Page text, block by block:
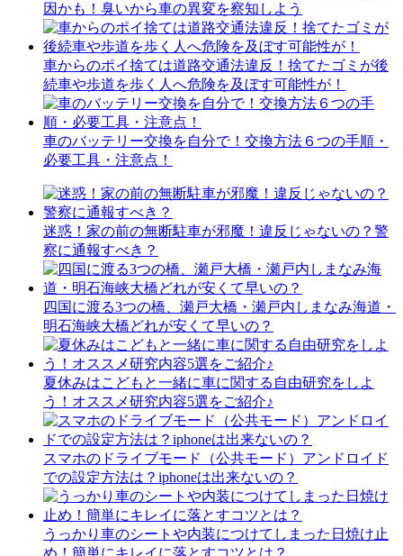
因かも！臭いから車の異変を察知しよう
車からのポイ捨ては道路交通法違反！捨てたゴミが後
続車や歩道を歩く人へ危険を及ぼす可能性が！
車のバッテリー交換を自分で！交換方法６つの手順・
必要工具・注意点！
迷惑！家の前の無断駐車が邪魔！違反じゃないの？警
察に通報すべき？
四国に渡る3つの橋、瀬戸大橋・瀬戸内しまなみ海道・
明石海峡大橋どれが安くて早いの？
夏休みはこどもと一緒に車に関する自由研究をしよ
う！オススメ研究内容5選をご紹介♪
スマホのドライブモード（公共モード）アンドロイド
での設定方法は？iphoneは出来ないの？
うっかり車のシートや内装につけてしまった日焼け止
め！簡単にキレイに落とすコツとは？